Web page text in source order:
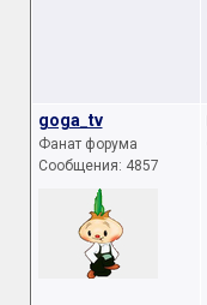
goga_tv
Фанат форума
Сообщения: 4857